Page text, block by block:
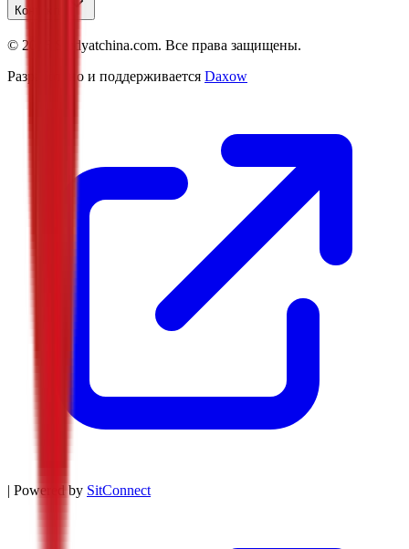
Контакты
© 2026 Studyatchina.com. Все права защищены.
Разработано и поддерживается Daxow
| Powered by SitConnect